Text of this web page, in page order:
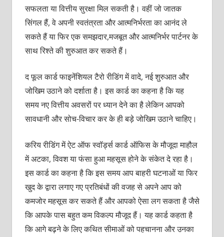
सफलता या वित्तीय सुरक्षा मिल सकती है। वहीं जो जातक
सिंगल हैं, वे अपनी स्‍वतंत्रता और आत्‍मनिर्भरता का आनंद ले
सकते हैं या फिर एक समझदार,मजबूत और आत्‍मनिर्भर पार्टनर के
साथ रिश्‍ते की शुरुआत कर सकते हैं।
द फूल कार्ड फाइनेंशियल टैरो रीडिंग में वादे, नई शुरुआत और
जोखिम उठाने को दर्शाता है। इस कार्ड का कहना है कि यह
समय नए वित्तीय अवसरों पर ध्‍यान देने का है लेकिन आपको
सावधानी और सोच-विचार कर के ही बड़े जोखिम उठाने चाहिए।
करिय रीडिंग में ऐट ऑफ स्‍वॉर्ड्स कार्ड ऑफिस के मौजूदा माहौल
में अटका, विवश या फंसा हुआ महसूस होने के संकेत दे रहा है।
इस कार्ड का कहना है कि इस समय आप बाहरी घटनाओं या फिर
खुद के द्वारा लगाए गए प्रतिबंधों की वजह से अपने आप को
कमजोर महसूस कर सकते हैं और आपको ऐसा लग सकता है जैसे
कि आपके पास बहुत कम विकल्‍प मौजूद हैं। यह कार्ड कहता है
कि आगे बढ़ने के लिए कथित सीमाओं को पहचानना और उनका